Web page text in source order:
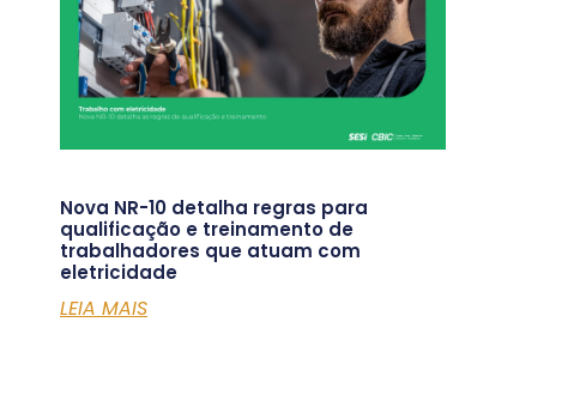
Nova NR-10 detalha regras para
qualificação e treinamento de
trabalhadores que atuam com
eletricidade
LEIA MAIS